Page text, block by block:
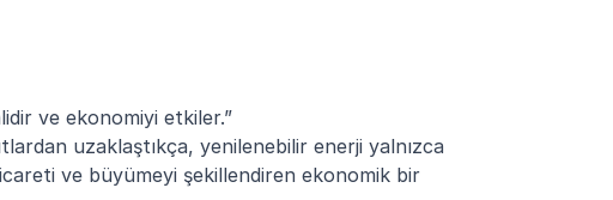
ve ekonomiyi etkiler.”
uzaklaştıkça, yenilenebilir enerji yalnızca
ve büyümeyi şekillendiren ekonomik bir